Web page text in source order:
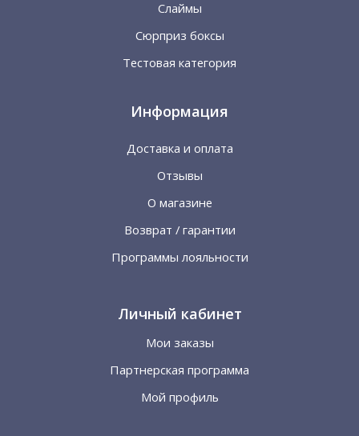
Слаймы
Сюрприз боксы
Тестовая категория
Информация
Доставка и оплата
Отзывы
О магазине
Возврат / гарантии
Программы лояльности
Личный кабинет
Мои заказы
Партнерская программа
Мой профиль